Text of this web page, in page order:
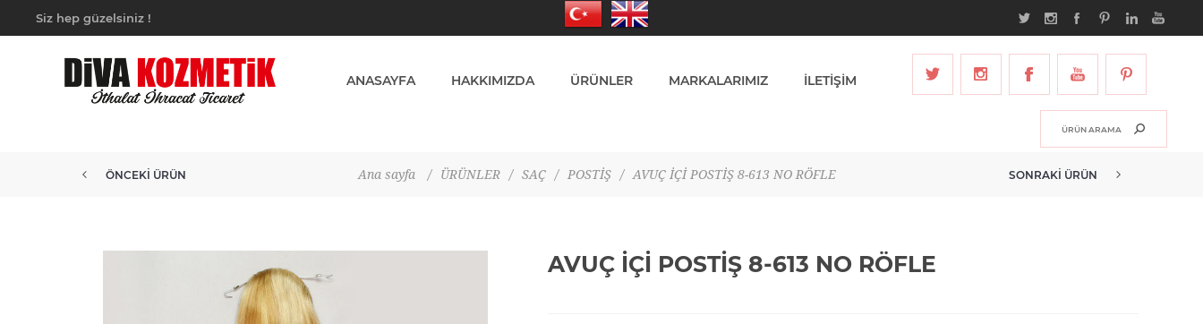
Siz hep güzelsiniz !
ANASAYFA HAKKIMIZDA ÜRÜNLER MARKALARIMIZ İLETİŞİM
Ana sayfa / ÜRÜNLER / SAÇ / POSTİŞ / AVUÇ İÇİ POSTİŞ 8-613 NO RÖFLE
ÖNCEKI ÜRÜN SONRAKI ÜRÜN
AVUÇ İÇİ POSTİŞ 8-613 NO RÖFLE